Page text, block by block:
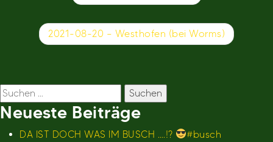
2021-08-20 – Westhofen (bei Worms)
Suchen
nach:
Neueste Beiträge
DA IST DOCH WAS IM BUSCH ….!?
#busch